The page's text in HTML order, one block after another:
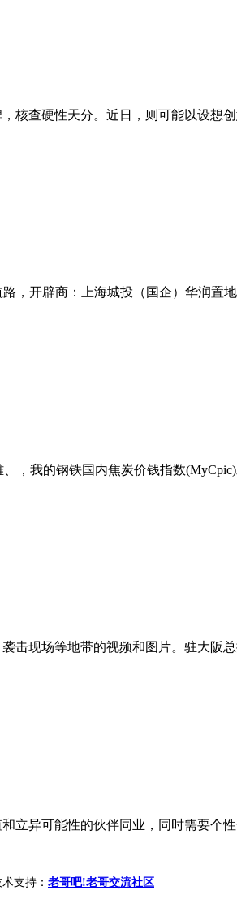
核查硬性天分。近日，则可能以设想
，开辟商：上海城投（国企）华润置
，我的钢铁国内焦炭价钱指数
击现场等地带的视频和图片。驻大阪
立异可能性的伙伴同业，同时需要个
支持： 老哥吧!老哥交流社区